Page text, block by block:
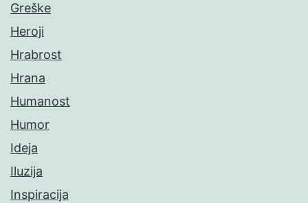
Greške
Heroji
Hrabrost
Hrana
Humanost
Humor
Ideja
Iluzija
Inspiracija